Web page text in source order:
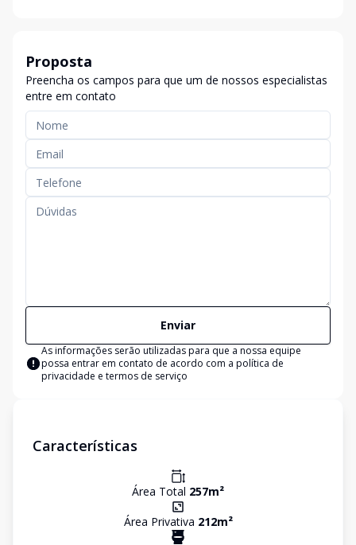
Proposta
Preencha os campos para que um de nossos especialistas
entre em contato
Enviar
As informações serão utilizadas para que a nossa equipe
possa entrar em contato de acordo com a política de
privacidade e termos de serviço
Características
Área Total 257m²
Área Privativa 212m²